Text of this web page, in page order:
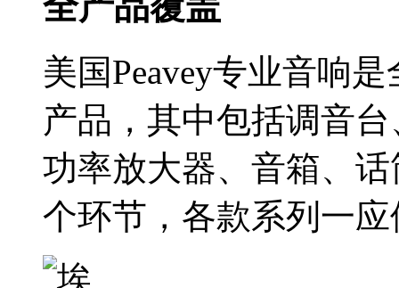
美国Peavey专业音响
产品，其中包括调音
功率放大器、音箱、
个环节，各款系列一